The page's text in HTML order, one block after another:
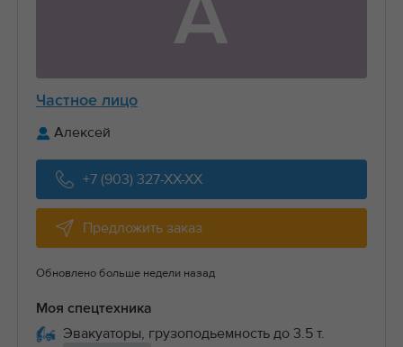
А
Частное лицо
Алексей
+7 (903) 327-XX-XX
Предложить заказ
Обновлено больше недели назад
Моя спецтехника
Эвакуаторы, грузоподьемность до 3.5 т.